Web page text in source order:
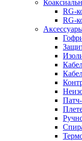
RG-
RG-